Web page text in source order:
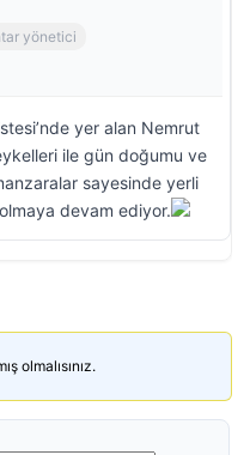
yönetici
yer alan Nemrut
ile gün doğumu ve
sayesinde yerli
devam ediyor.
olmalısınız.